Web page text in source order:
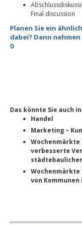
Final discussion
Planen Sie ein
dabei? Dann
0
Das könnte Sie auch
Handel
Marketing –
Wochenmärkte
verbesserte
Wochenmärkte
von